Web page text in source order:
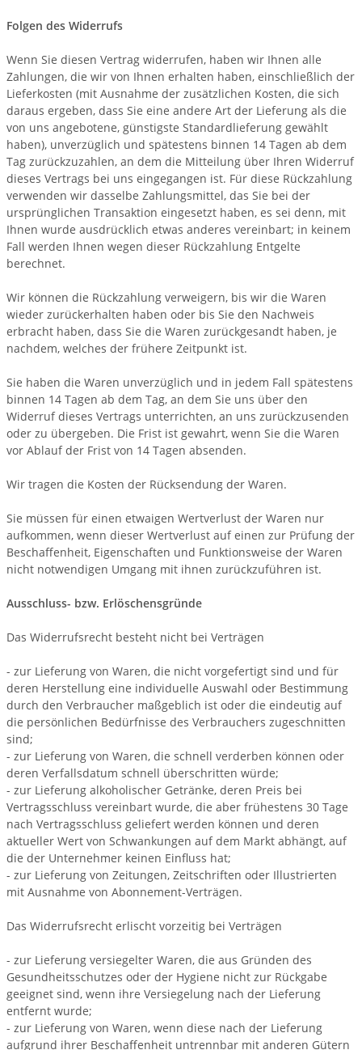
Folgen des Widerrufs
Wenn Sie diesen Vertrag widerrufen, haben wir Ihnen alle
Zahlungen, die wir von Ihnen erhalten haben, einschließlich der
Lieferkosten (mit Ausnahme der zusätzlichen Kosten, die sich
daraus ergeben, dass Sie eine andere Art der Lieferung als die
von uns angebotene, günstigste Standardlieferung gewählt
haben), unverzüglich und spätestens binnen 14 Tagen ab dem
Tag zurückzuzahlen, an dem die Mitteilung über Ihren Widerruf
dieses Vertrags bei uns eingegangen ist. Für diese Rückzahlung
verwenden wir dasselbe Zahlungsmittel, das Sie bei der
ursprünglichen Transaktion eingesetzt haben, es sei denn, mit
Ihnen wurde ausdrücklich etwas anderes vereinbart; in keinem
Fall werden Ihnen wegen dieser Rückzahlung Entgelte
berechnet.
Wir können die Rückzahlung verweigern, bis wir die Waren
wieder zurückerhalten haben oder bis Sie den Nachweis
erbracht haben, dass Sie die Waren zurückgesandt haben, je
nachdem, welches der frühere Zeitpunkt ist.
Sie haben die Waren unverzüglich und in jedem Fall spätestens
binnen 14 Tagen ab dem Tag, an dem Sie uns über den
Widerruf dieses Vertrags unterrichten, an uns zurückzusenden
oder zu übergeben. Die Frist ist gewahrt, wenn Sie die Waren
vor Ablauf der Frist von 14 Tagen absenden.
Wir tragen die Kosten der Rücksendung der Waren.
Sie müssen für einen etwaigen Wertverlust der Waren nur
aufkommen, wenn dieser Wertverlust auf einen zur Prüfung der
Beschaffenheit, Eigenschaften und Funktionsweise der Waren
nicht notwendigen Umgang mit ihnen zurückzuführen ist.
Ausschluss- bzw. Erlöschensgründe
Das Widerrufsrecht besteht nicht bei Verträgen
- zur Lieferung von Waren, die nicht vorgefertigt sind und für
deren Herstellung eine individuelle Auswahl oder Bestimmung
durch den Verbraucher maßgeblich ist oder die eindeutig auf
die persönlichen Bedürfnisse des Verbrauchers zugeschnitten
sind;
- zur Lieferung von Waren, die schnell verderben können oder
deren Verfallsdatum schnell überschritten würde;
- zur Lieferung alkoholischer Getränke, deren Preis bei
Vertragsschluss vereinbart wurde, die aber frühestens 30 Tage
nach Vertragsschluss geliefert werden können und deren
aktueller Wert von Schwankungen auf dem Markt abhängt, auf
die der Unternehmer keinen Einfluss hat;
- zur Lieferung von Zeitungen, Zeitschriften oder Illustrierten
mit Ausnahme von Abonnement-Verträgen.
Das Widerrufsrecht erlischt vorzeitig bei Verträgen
- zur Lieferung versiegelter Waren, die aus Gründen des
Gesundheitsschutzes oder der Hygiene nicht zur Rückgabe
geeignet sind, wenn ihre Versiegelung nach der Lieferung
entfernt wurde;
- zur Lieferung von Waren, wenn diese nach der Lieferung
aufgrund ihrer Beschaffenheit untrennbar mit anderen Gütern